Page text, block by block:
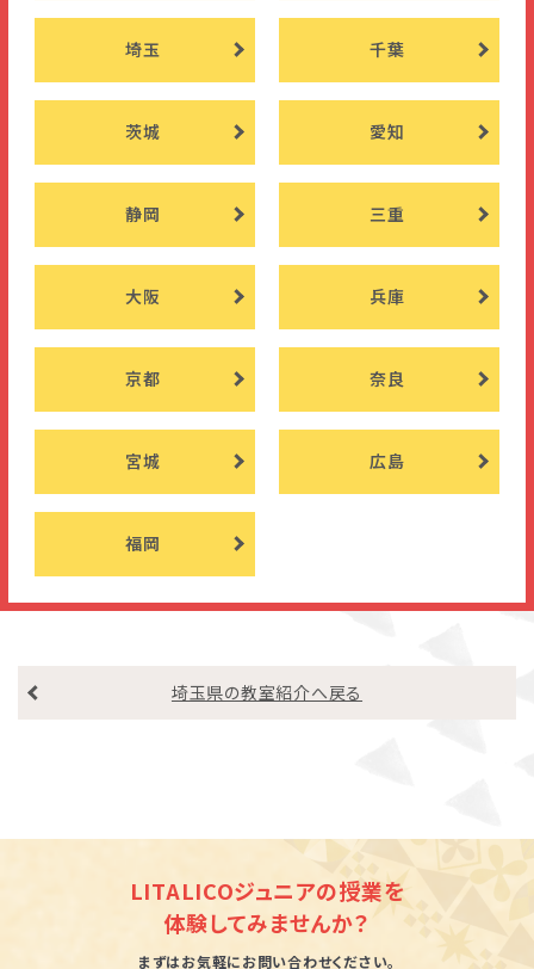
埼玉 千葉
茨城 愛知
静岡 三重
大阪 兵庫
京都 奈良
宮城 広島
福岡
埼玉県の教室紹介へ戻る
LITALICOジュニアの授業を
体験してみませんか？
まずはお気軽にお問い合わせください。